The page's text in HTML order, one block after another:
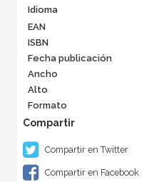
Idioma
EAN
ISBN
Fecha publicación
Ancho
Alto
Formato
Compartir en Twitter
Compartir en Facebook